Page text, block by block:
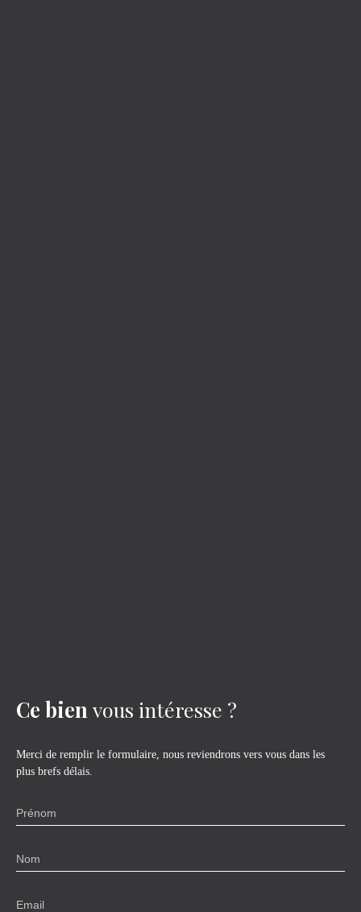
Ce bien vous intéresse ?
Merci de remplir le formulaire, nous reviendrons vers vous dans les
plus brefs délais.
Prénom
Nom
Email